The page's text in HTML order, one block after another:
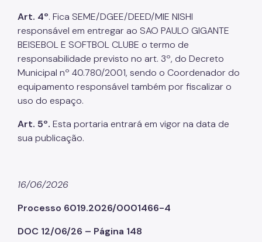
Art. 4º. Fica SEME/DGEE/DEED/MIE NISHI
responsável em entregar ao SAO PAULO GIGANTE
BEISEBOL E SOFTBOL CLUBE o termo de
responsabilidade previsto no art. 3º, do Decreto
Municipal nº 40.780/2001, sendo o Coordenador do
equipamento responsável também por fiscalizar o
uso do espaço.
Art. 5º. Esta portaria entrará em vigor na data de
sua publicação.
16/06/2026
Processo 6019.2026/0001466-4
DOC 12/06/26 – Página 148